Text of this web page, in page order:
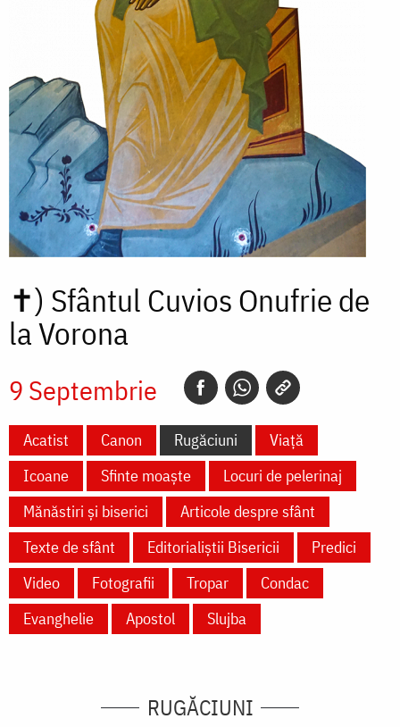
✝) Sfântul Cuvios Onufrie de
la Vorona
9 Septembrie
Acatist Canon Rugăciuni
Viață
Icoane
Sfinte moaște
Locuri de pelerinaj
Mănăstiri și biserici
Articole despre sfânt
Texte de sfânt
Editorialiștii Bisericii
Predici
Video
Fotografii Tropar
Condac
Evanghelie
Apostol Slujba
RUGĂCIUNI